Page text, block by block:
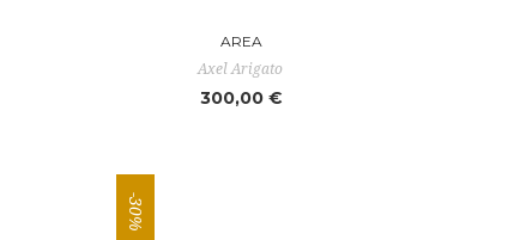
AREA
Axel Arigato
300,00 €
-30%